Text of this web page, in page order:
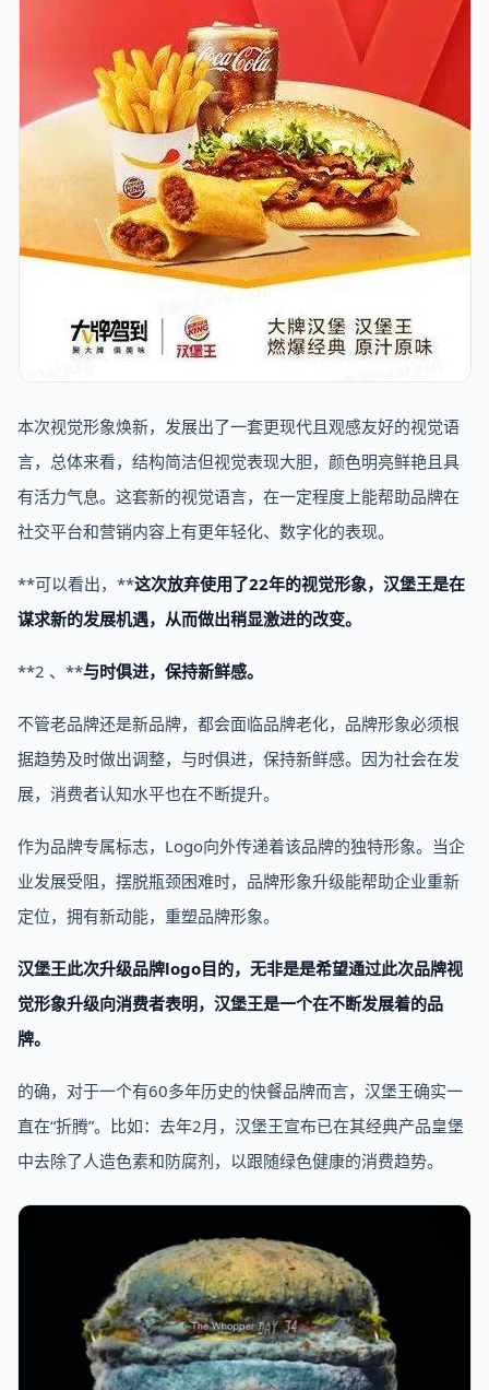
本次视觉形象焕新，发展出了一套更现代且观感友好的视觉语
言，总体来看，结构简洁但视觉表现大胆，颜色明亮鲜艳且具
有活力气息。这套新的视觉语言，在一定程度上能帮助品牌在
社交平台和营销内容上有更年轻化、数字化的表现。
**可以看出，**这次放弃使用了22年的视觉形象，汉堡王是在
谋求新的发展机遇，从而做出稍显激进的改变。
**2 、**与时俱进，保持新鲜感。
不管老品牌还是新品牌，都会面临品牌老化，品牌形象必须根
据趋势及时做出调整，与时俱进，保持新鲜感。因为社会在发
展，消费者认知水平也在不断提升。
作为品牌专属标志，Logo向外传递着该品牌的独特形象。当企
业发展受阻，摆脱瓶颈困难时，品牌形象升级能帮助企业重新
定位，拥有新动能，重塑品牌形象。
汉堡王此次升级品牌logo目的，无非是是希望通过此次品牌视
觉形象升级向消费者表明，汉堡王是一个在不断发展着的品
牌。
的确，对于一个有60多年历史的快餐品牌而言，汉堡王确实一
直在“折腾”。比如：去年2月，汉堡王宣布已在其经典产品皇堡
中去除了人造色素和防腐剂，以跟随绿色健康的消费趋势。